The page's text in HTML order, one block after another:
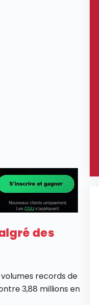
des
records de
3,88 millions en